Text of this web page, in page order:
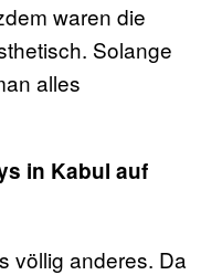
waren die
Solange
alles
in Kabul auf
völlig anderes. Da